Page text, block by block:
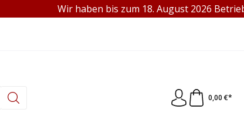
VERKAUF AN GEWERBE & PRIVAT
Wir haben bis zum 18. August 2026
0,00 €*